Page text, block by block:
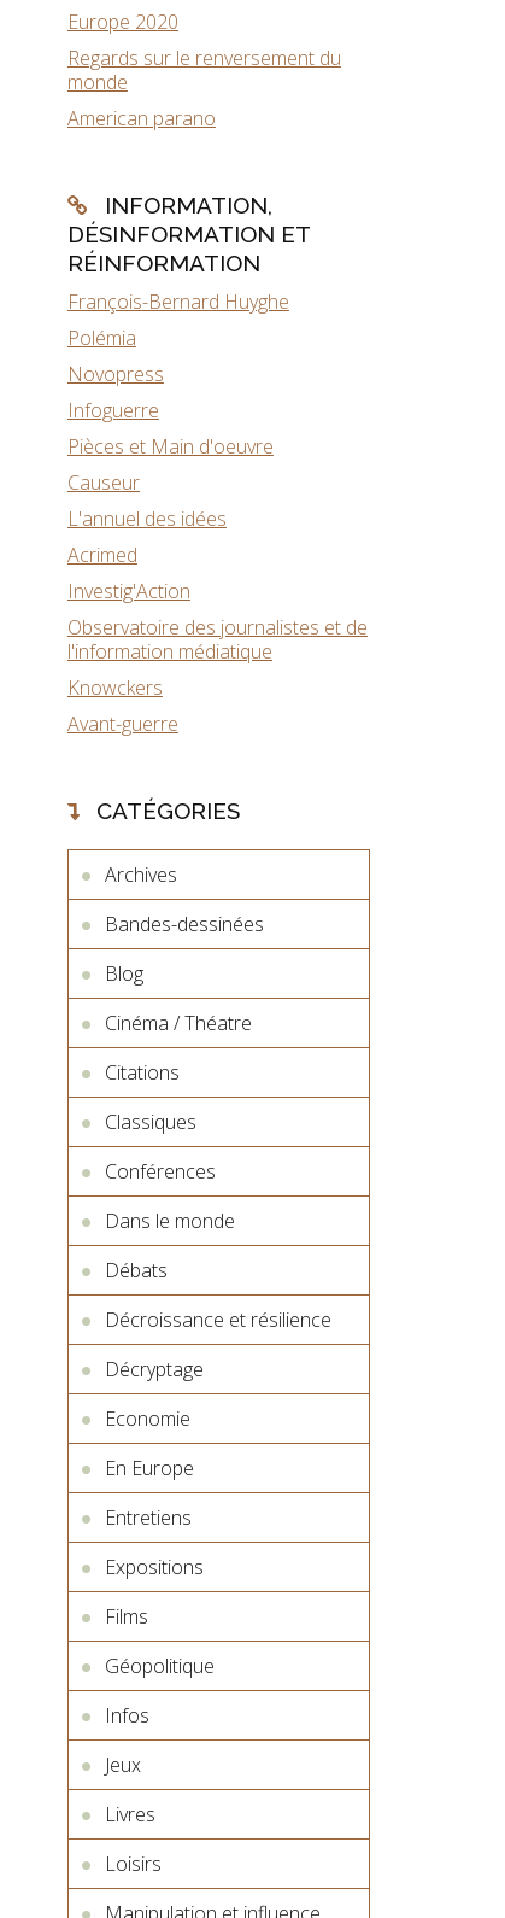
Europe 2020
Regards sur le renversement du
monde
American parano
INFORMATION,
DÉSINFORMATION ET
RÉINFORMATION
François-Bernard Huyghe
Polémia
Novopress
Infoguerre
Pièces et Main d'oeuvre
Causeur
L'annuel des idées
Acrimed
Investig'Action
Observatoire des journalistes et de
l'information médiatique
Knowckers
Avant-guerre
CATÉGORIES
Archives
Bandes-dessinées
Blog
Cinéma / Théatre
Citations
Classiques
Conférences
Dans le monde
Débats
Décroissance et résilience
Décryptage
Economie
En Europe
Entretiens
Expositions
Films
Géopolitique
Infos
Jeux
Livres
Loisirs